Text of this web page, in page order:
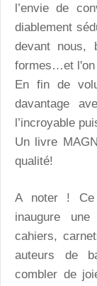
l’envie de
diablement
devant nous,
formes…et l'on
En fin de
davantage
l’incroyable
Un livre
qualité!
A noter ! Ce
inaugure
cahiers,
auteurs de
combler de